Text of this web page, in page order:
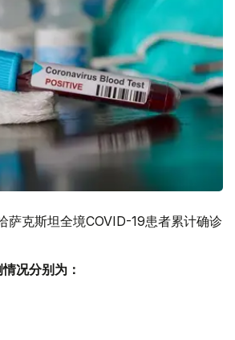
萨克斯坦全境COVID-19患者累计确诊
况分别为：